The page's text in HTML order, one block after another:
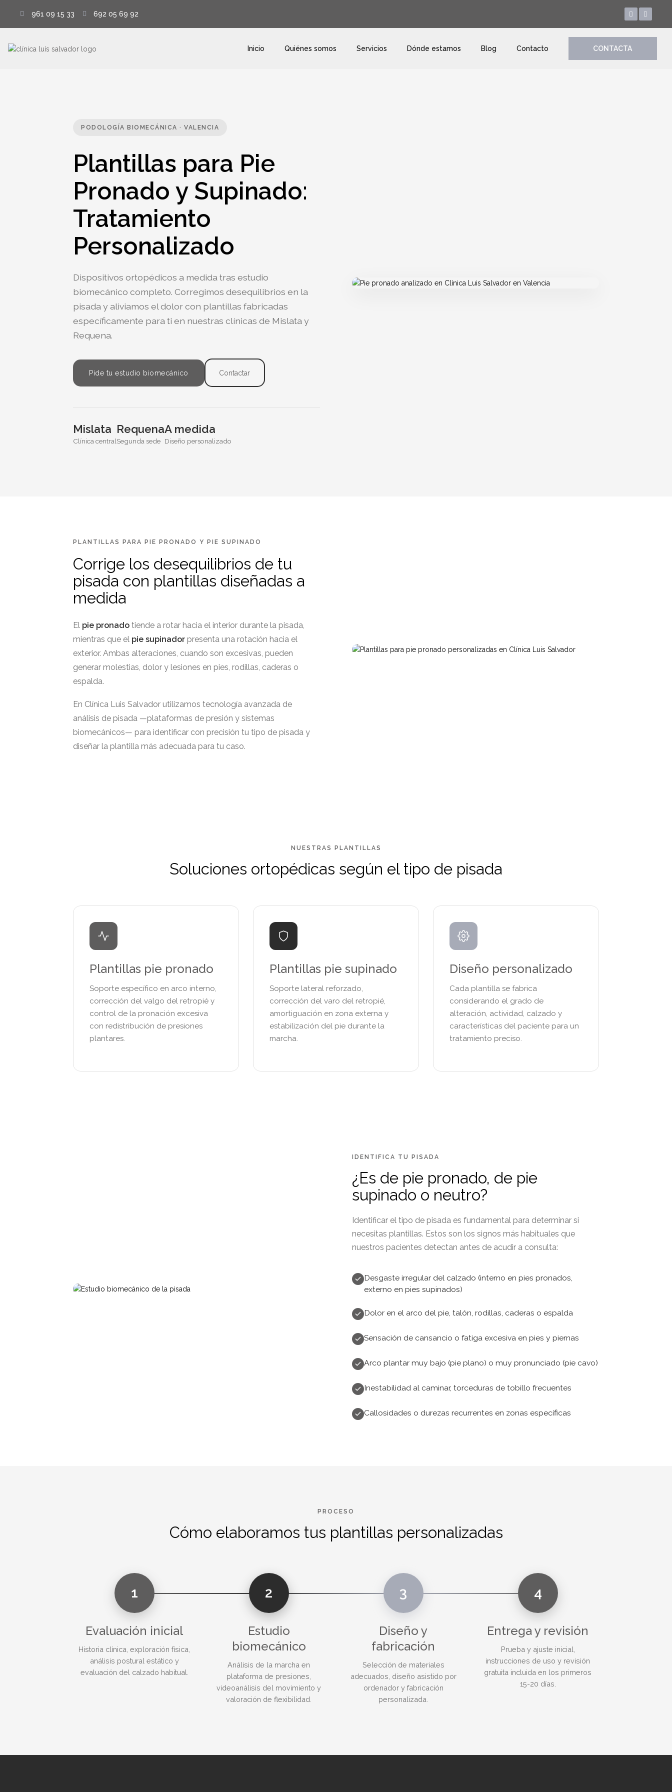
961 09 15 33 692 05 69 92
Inicio Quiénes somos Servicios Dónde estamos Blog Contacto CONTACTA
PODOLOGÍA BIOMECÁNICA · VALENCIA
Plantillas para Pie
Pronado y Supinado:
Tratamiento
Personalizado
Dispositivos ortopédicos a medida tras estudio
biomecánico completo. Corregimos desequilibrios en la
pisada y aliviamos el dolor con plantillas fabricadas
específicamente para ti en nuestras clínicas de Mislata y
Requena.
Pide tu estudio biomecánico Contactar
Mislata
Clínica central
Requena
Segunda sede
A medida
Diseño personalizado
PLANTILLAS PARA PIE PRONADO Y PIE SUPINADO
Corrige los desequilibrios de tu
pisada con plantillas diseñadas a
medida
El pie pronado tiende a rotar hacia el interior durante la pisada,
mientras que el pie supinador presenta una rotación hacia el
exterior. Ambas alteraciones, cuando son excesivas, pueden
generar molestias, dolor y lesiones en pies, rodillas, caderas o
espalda.
En Clínica Luis Salvador utilizamos tecnología avanzada de
análisis de pisada —plataformas de presión y sistemas
biomecánicos— para identificar con precisión tu tipo de pisada y
diseñar la plantilla más adecuada para tu caso.
NUESTRAS PLANTILLAS
Soluciones ortopédicas según el tipo de pisada
Plantillas pie pronado
Soporte específico en arco interno,
corrección del valgo del retropié y
control de la pronación excesiva
con redistribución de presiones
plantares.
Plantillas pie supinado
Soporte lateral reforzado,
corrección del varo del retropié,
amortiguación en zona externa y
estabilización del pie durante la
marcha.
Diseño personalizado
Cada plantilla se fabrica
considerando el grado de
alteración, actividad, calzado y
características del paciente para un
tratamiento preciso.
IDENTIFICA TU PISADA
¿Es de pie pronado, de pie
supinado o neutro?
Identificar el tipo de pisada es fundamental para determinar si
necesitas plantillas. Estos son los signos más habituales que
nuestros pacientes detectan antes de acudir a consulta:
Desgaste irregular del calzado (interno en pies pronados,
externo en pies supinados)
Dolor en el arco del pie, talón, rodillas, caderas o espalda
Sensación de cansancio o fatiga excesiva en pies y piernas
Arco plantar muy bajo (pie plano) o muy pronunciado (pie cavo)
Inestabilidad al caminar, torceduras de tobillo frecuentes
Callosidades o durezas recurrentes en zonas específicas
PROCESO
Cómo elaboramos tus plantillas personalizadas
1
Evaluación inicial
Historia clínica, exploración física,
análisis postural estático y
evaluación del calzado habitual.
2
Estudio
biomecánico
Análisis de la marcha en
plataforma de presiones,
videoanálisis del movimiento y
valoración de flexibilidad.
3
Diseño y
fabricación
Selección de materiales
adecuados, diseño asistido por
ordenador y fabricación
personalizada.
4
Entrega y revisión
Prueba y ajuste inicial,
instrucciones de uso y revisión
gratuita incluida en los primeros
15-20 días.